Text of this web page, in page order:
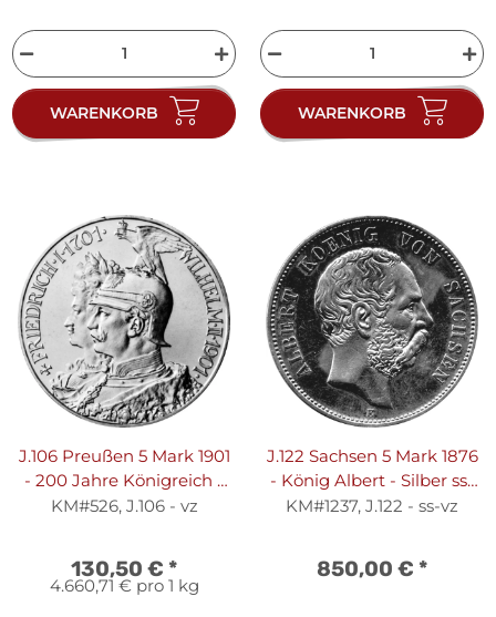
WARENKORB WARENKORB
J.106 Preußen 5 Mark 1901
- 200 Jahre Königreich -
Silber vz
KM#526, J.106 - vz
130,50 € *
4.660,71 € pro 1 kg
J.122 Sachsen 5 Mark 1876
- König Albert - Silber ss-
vz
KM#1237, J.122 - ss-vz
850,00 € *